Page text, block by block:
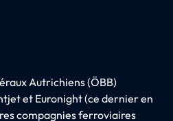
Autrichiens (ÖBB)
et Euronight (ce dernier en
compagnies ferroviaires